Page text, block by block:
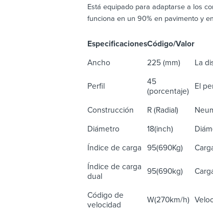
Está equipado para adaptarse a los
funciona en un 90% en pavimento y
EspecificacionesCódigo/Valor
Ancho 225 (mm) La
Perfil
45
(porcentaje)
El
Construcción R (Radial)
Diámetro 18(inch)
Índice de carga 95(690Kg)
Índice de carga
dual
95(690kg)
Código de
velocidad
W(270km/h)